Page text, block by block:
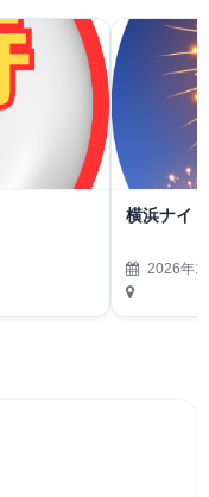
横浜ナイ
2026年1